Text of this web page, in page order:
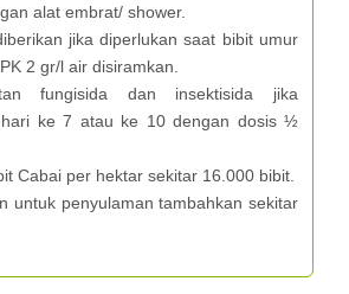
alat embrat/ shower.
jika diperlukan saat bibit umur
2 gr/l air disiramkan.
fungisida dan insektisida jika
hari ke 7 atau ke 10 dengan dosis ½
Cabai per hektar sekitar 16.000 bibit.
untuk penyulaman tambahkan sekitar